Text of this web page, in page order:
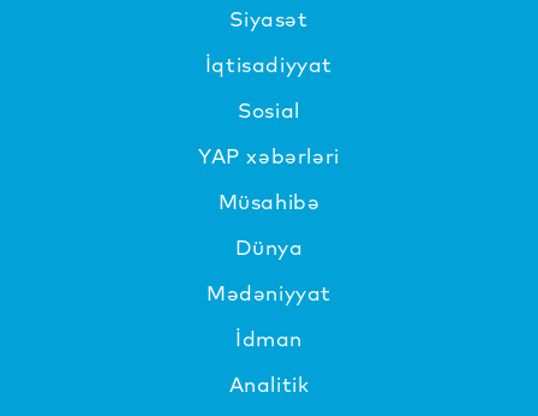
Siyasət
İqtisadiyyat
Sosial
YAP xəbərləri
Müsahibə
Dünya
Mədəniyyat
İdman
Analitik